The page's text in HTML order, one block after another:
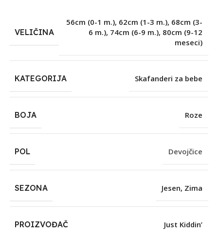
VELIČINA
56cm (0-1 m.), 62cm (1-3 m.), 68cm (3-
6 m.), 74cm (6-9 m.), 80cm (9-12
meseci)
KATEGORIJA Skafanderi za bebe
BOJA Roze
POL Devojčice
SEZONA Jesen, Zima
PROIZVOĐAČ Just Kiddin’